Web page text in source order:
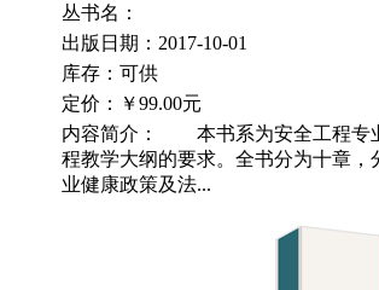
丛书名：
出版日期：2017-10-01
库存：可供
定价：
￥99.00元
内容简介： 本书系为安全工程专
程教学大纲的要求。全书分为十章
业健康政策及法...